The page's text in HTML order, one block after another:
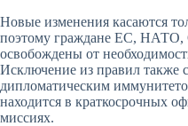
Новые изменения касаются
поэтому граждане ЕС,
освобождены от
Исключение из правил также
дипломатическим
находится в краткосрочных
миссиях.